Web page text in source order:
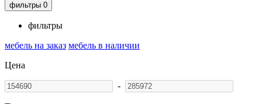
фильтры 0
фильтры
мебель на заказ мебель в наличии
Цена
-